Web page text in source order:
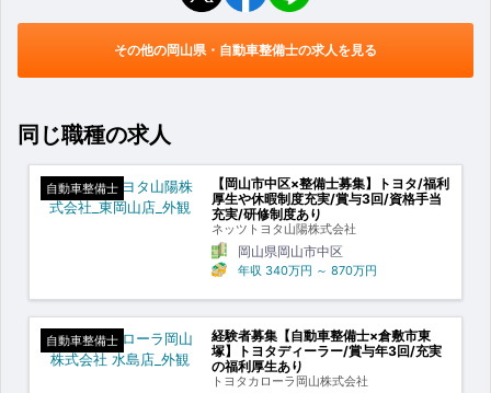
その他の岡山県・自動車整備士の求人を見る
同じ職種の求人
自動車整備士
【岡山市中区×整備士募集】トヨタ/福利
厚生や休暇制度充実/賞与3回/資格手当
充実/研修制度あり
ネッツトヨタ山陽株式会社
岡山県岡山市中区
年収 340万円 ～ 870万円
自動車整備士
経験者募集【自動車整備士×倉敷市東
塚】トヨタディーラー/賞与年3回/充実
の福利厚生あり
トヨタカローラ岡山株式会社